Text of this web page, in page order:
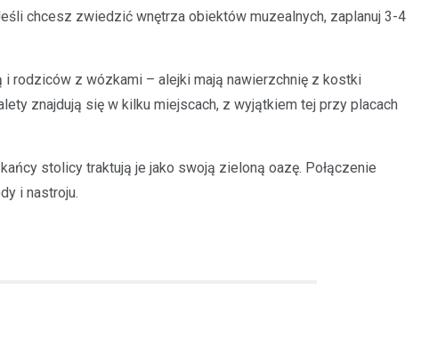
chcesz zwiedzić wnętrza obiektów muzealnych, zaplanuj 3-4
rodziców z wózkami – alejki mają nawierzchnię z kostki
znajdują się w kilku miejscach, z wyjątkiem tej przy placach
stolicy traktują je jako swoją zieloną oazę. Połączenie
i nastroju.